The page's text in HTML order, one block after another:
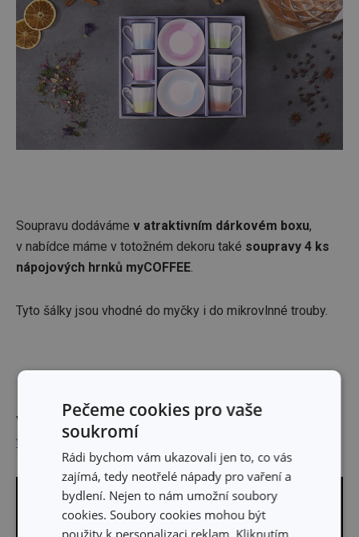
Soupravu dodáváme v atraktivním dárkovém boxu,
v nabídce máme v totožném dekoru také soupravy 4 ks
nápojových hrnků myCOFFEE.
Tyto šálky jsou vhodné do myčky i do mikrovlnné trouby.
Výrobce: TESCOMA s. r. o., U Tescomy 241, 760 01 Zlín;
tescoma@tescoma.cz
Pečeme cookies pro vaše
soukromí
Rádi bychom vám ukazovali jen to, co vás
zajímá, tedy neotřelé nápady pro vaření a
bydlení. Nejen to nám umožní soubory
cookies. Soubory cookies mohou být
použity k personalizaci reklam. Kliknutím